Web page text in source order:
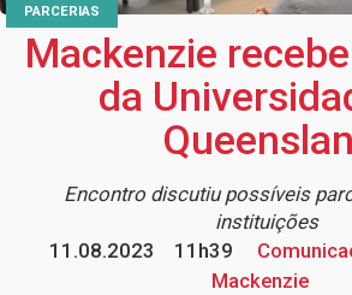
PARCERIAS
Mackenzie
da
Encontro discutiu possíveis
instituições
11.08.2023
11h39
Mackenzie